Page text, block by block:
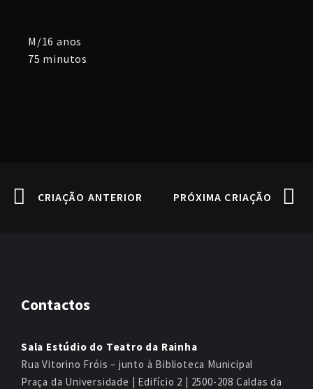
M/16 anos
75 minutos
CRIAÇÃO ANTERIOR PRÓXIMA CRIAÇÃO
Contactos
Sala Estúdio do Teatro da Rainha
Rua Vitorino Fróis – junto à Biblioteca Municipal
Praça da Universidade | Edifício 2 | 2500-208 Caldas da